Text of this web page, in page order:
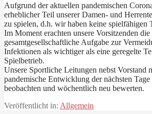
Aufgrund der aktuellen pandemischen
erheblicher Teil unserer Damen- und
zu spielen, d.h. wir haben keine spielfähigen
Im Moment erachten unsere Vorsitzenden die
gesamtgesellschaftliche Aufgabe zur
Infektionen als wichtiger als eine geregelte
Spielbetrieb.
Unsere Sportliche Leitungen nebst Vorstand
pandemische Entwicklung der nächsten
beobachten und wöchentlich neu bewerten.
Veröffentlicht in: Allgemein